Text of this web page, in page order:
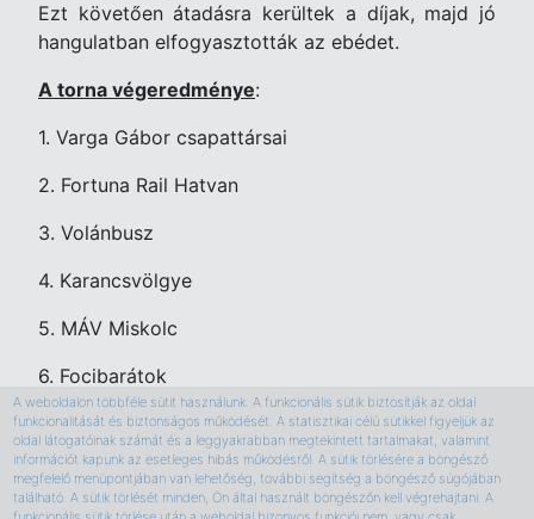
Ezt követően átadásra kerültek a díjak, majd jó
hangulatban elfogyasztották az ebédet.
A torna végeredménye:
1. Varga Gábor csapattársai
2. Fortuna Rail Hatvan
3. Volánbusz
4. Karancsvölgye
5. MÁV Miskolc
6. Focibarátok
7. MÁV Keleti pályaudvar
A weboldalon többféle sütit használunk. A funkcionális sütik biztosítják az oldal
funkcionalitását és biztonságos működését. A statisztikai célú sütikkel figyeljük az
oldal látogatóinak számát és a leggyakrabban megtekintett tartalmakat, valamint
információt kapunk az esetleges hibás működésről. A sütik törlésére a böngésző
megfelelő menüpontjában van lehetőség, további segítség a böngésző súgójában
található. A sütik törlését minden, Ön által használt böngészőn kell végrehajtani. A